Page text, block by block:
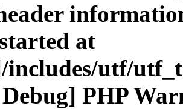
at
utf/
PHP